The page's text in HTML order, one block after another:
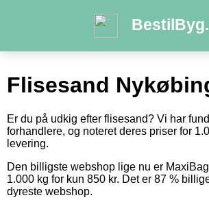
Flisesand
Er du på udkig efter flisesand? Vi har
forhandlere, og noteret deres priser for
levering.
Den billigste webshop lige nu er
1.000 kg for kun 850 kr. Det er 87 %
dyreste webshop.